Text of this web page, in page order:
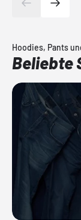
Hoodies, Pants
Beliebte